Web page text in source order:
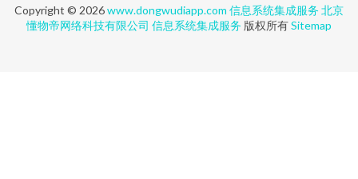
Copyright © 2026www.dongwudiapp.com 信息系统集成服务 北京
懂物帝网络科技有限公司 信息系统集成服务 版权所有Sitemap